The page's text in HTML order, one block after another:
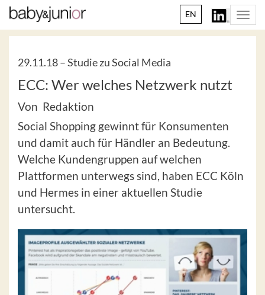
EN
29.11.18 –Studie zu Social Media
ECC: Wer welches Netzwerk nutzt
Von Redaktion
Social Shopping gewinnt für Konsumenten
und damit auch für Händler an Bedeutung.
Welche Kundengruppen auf welchen
Plattformen unterwegs sind, haben ECC Köln
und Hermes in einer aktuellen Studie
untersucht.